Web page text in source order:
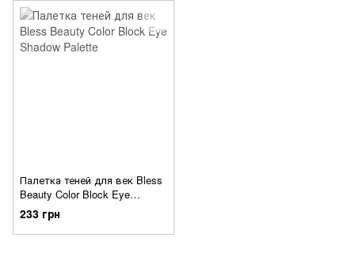
Палетка теней для век Bless
Beauty Color Block Eye
Shadow Palette №05
233 грн